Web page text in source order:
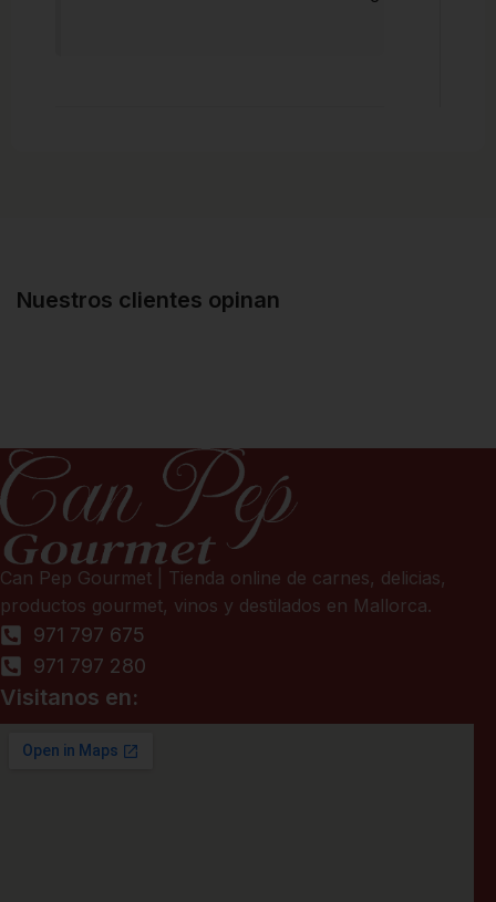
Nuestros clientes opinan
Can Pep Gourmet | Tienda online de carnes, delicias,
productos gourmet, vinos y destilados en Mallorca.
971 797 675
971 797 280
Visitanos en: